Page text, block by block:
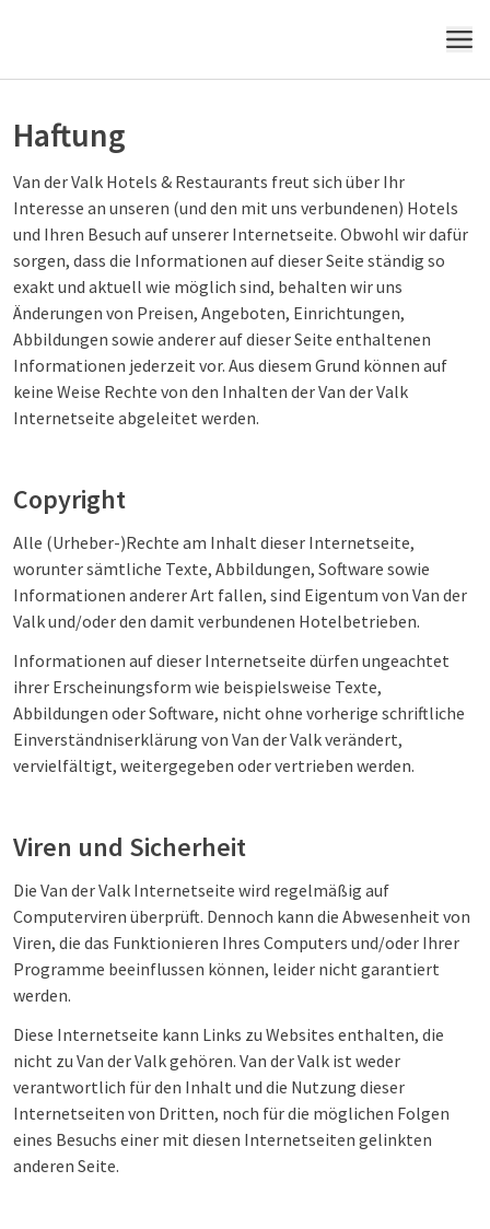
MENÜ
Haftung
Van der Valk Hotels & Restaurants freut sich über Ihr
Interesse an unseren (und den mit uns verbundenen) Hotels
und Ihren Besuch auf unserer Internetseite. Obwohl wir dafür
sorgen, dass die Informationen auf dieser Seite ständig so
exakt und aktuell wie möglich sind, behalten wir uns
Änderungen von Preisen, Angeboten, Einrichtungen,
Abbildungen sowie anderer auf dieser Seite enthaltenen
Informationen jederzeit vor. Aus diesem Grund können auf
keine Weise Rechte von den Inhalten der Van der Valk
Internetseite abgeleitet werden.
Copyright
Alle (Urheber-)Rechte am Inhalt dieser Internetseite,
worunter sämtliche Texte, Abbildungen, Software sowie
Informationen anderer Art fallen, sind Eigentum von Van der
Valk und/oder den damit verbundenen Hotelbetrieben.
Informationen auf dieser Internetseite dürfen ungeachtet
ihrer Erscheinungsform wie beispielsweise Texte,
Abbildungen oder Software, nicht ohne vorherige schriftliche
Einverständniserklärung von Van der Valk verändert,
vervielfältigt, weitergegeben oder vertrieben werden.
Viren und Sicherheit
Die Van der Valk Internetseite wird regelmäßig auf
Computerviren überprüft. Dennoch kann die Abwesenheit von
Viren, die das Funktionieren Ihres Computers und/oder Ihrer
Programme beeinflussen können, leider nicht garantiert
werden.
Diese Internetseite kann Links zu Websites enthalten, die
nicht zu Van der Valk gehören. Van der Valk ist weder
verantwortlich für den Inhalt und die Nutzung dieser
Internetseiten von Dritten, noch für die möglichen Folgen
eines Besuchs einer mit diesen Internetseiten gelinkten
anderen Seite.